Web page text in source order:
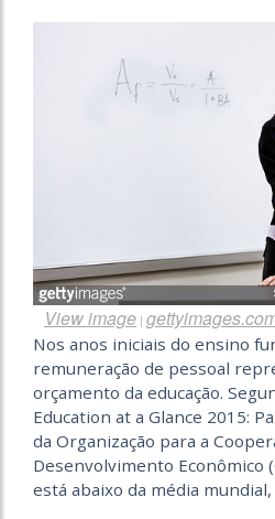
View image |
Nos anos iniciais do ensino
remuneração de pessoal
orçamento da educação.
Education at a Glance 2015:
da Organização para a
Desenvolvimento Econômico
está abaixo da média mundial,